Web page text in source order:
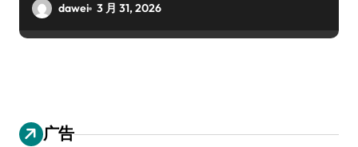
dawei 3 月 31, 2026
广告